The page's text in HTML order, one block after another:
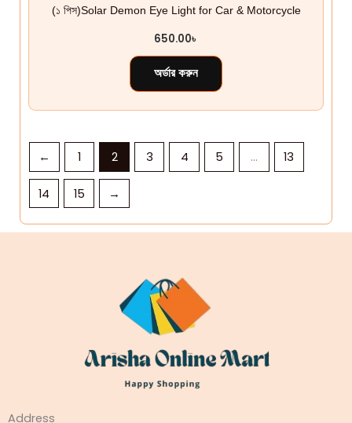
(১ পিস)Solar Demon Eye Light for Car & Motorcycle
650.00৳
অর্ডার করুন
← 1 2 3 4 5 … 13
14 15 →
Address